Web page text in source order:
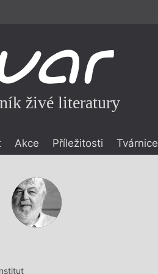
živé literatury
Akce Příležitosti Tvárnice